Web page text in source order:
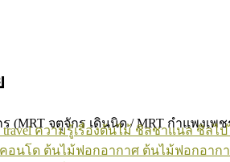
จตุจักร เดินนิด / MRT กำแพงเพช
travelความรู้เรื่องต้นไม้ ชิลชาแนลชิลไป
อนโด ต้นไม้ฟอกอากาศ ต้นไม้ฟอกอาก